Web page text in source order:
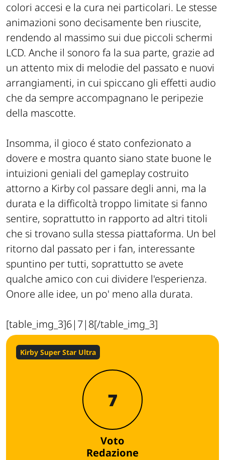
colori accesi e la cura nei particolari. Le stesse
animazioni sono decisamente ben riuscite,
rendendo al massimo sui due piccoli schermi
LCD. Anche il sonoro fa la sua parte, grazie ad
un attento mix di melodie del passato e nuovi
arrangiamenti, in cui spiccano gli effetti audio
che da sempre accompagnano le peripezie
della mascotte.
Insomma, il gioco é stato confezionato a
dovere e mostra quanto siano state buone le
intuizioni geniali del gameplay costruito
attorno a Kirby col passare degli anni, ma la
durata e la difficoltà troppo limitate si fanno
sentire, soprattutto in rapporto ad altri titoli
che si trovano sulla stessa piattaforma. Un bel
ritorno dal passato per i fan, interessante
spuntino per tutti, soprattutto se avete
qualche amico con cui dividere l'esperienza.
Onore alle idee, un po' meno alla durata.
[table_img_3]6|7|8[/table_img_3]
Kirby Super Star Ultra
7
Voto
Redazione